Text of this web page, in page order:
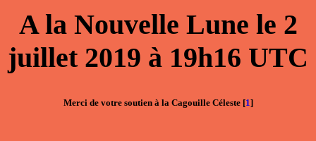
A la Nouvelle Lune le 2
juillet 2019 à 19h16 UTC
Merci de votre soutien à la Cagouille Céleste[1]